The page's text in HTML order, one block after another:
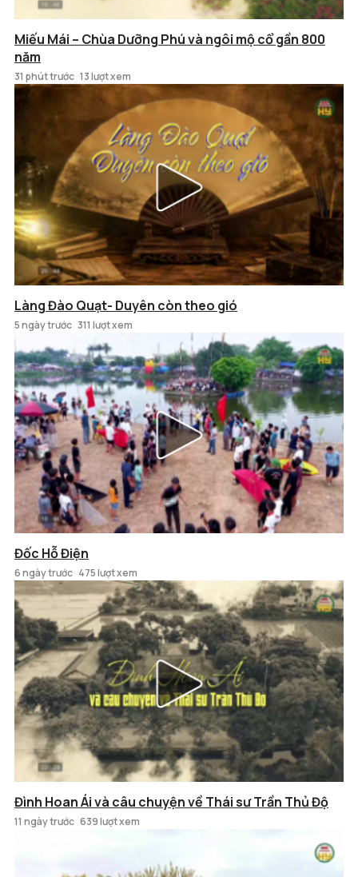
Miếu Mái – Chùa Dưỡng Phú và ngôi mộ cổ gần 800
năm
31 phút trước 13 lượt xem
Làng Đào Quạt- Duyên còn theo gió
5 ngày trước 311 lượt xem
Đốc Hỗ Điện
6 ngày trước 475 lượt xem
Đình Hoan Ái và câu chuyện về Thái sư Trần Thủ Độ
11 ngày trước 639 lượt xem